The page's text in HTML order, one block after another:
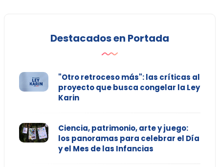
Destacados en Portada
"Otro retroceso más": las críticas al
proyecto que busca congelar la Ley
Karin
Ciencia, patrimonio, arte y juego:
los panoramas para celebrar el Día
y el Mes de las Infancias